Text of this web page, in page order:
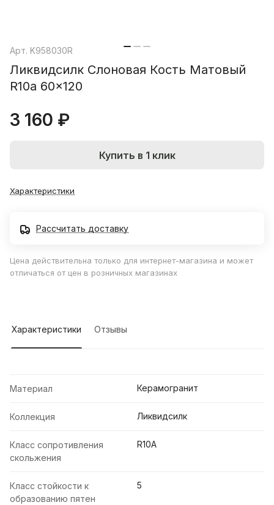
Арт. K958030R
Ликвидсилк Слоновая Кость Матовый
R10a 60x120
3 160 ₽
Купить в 1 клик
Характеристики
Рассчитать доставку
Цена действительна только для интернет-магазина и может
отличаться от цен в розничных магазинах
Характеристики Отзывы
Материал Керамогранит
Коллекция Ликвидсилк
Класс сопротивления
скольжения
R10A
Класс стойкости к
образованию пятен
5